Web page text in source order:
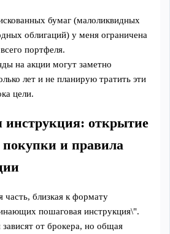
бумаг (малоликвидных
облигаций) у меня ограничена
портфеля.
на акции могут заметно
лет и не планирую тратить эти
цели.
инструкция: открытие
покупки и правила
часть, близкая к формату
пошаговая инструкция\".
от брокера, но общая